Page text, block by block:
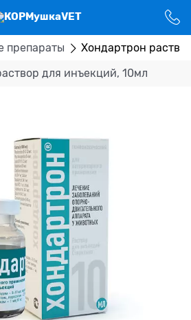
препараты Хондартрон
для инъекций, 10мл